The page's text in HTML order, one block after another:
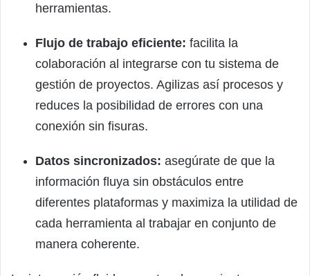
herramientas.
Flujo de trabajo eficiente: facilita la
colaboración al integrarse con tu sistema de
gestión de proyectos. Agilizas así procesos y
reduces la posibilidad de errores con una
conexión sin fisuras.
Datos sincronizados: asegúrate de que la
información fluya sin obstáculos entre
diferentes plataformas y maximiza la utilidad de
cada herramienta al trabajar en conjunto de
manera coherente.